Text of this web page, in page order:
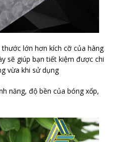
lớn hơn kích cỡ của hàng
sẽ giúp bạn tiết kiệm được chi
vừa khi sử dụng
năng, độ bền của bóng xốp,